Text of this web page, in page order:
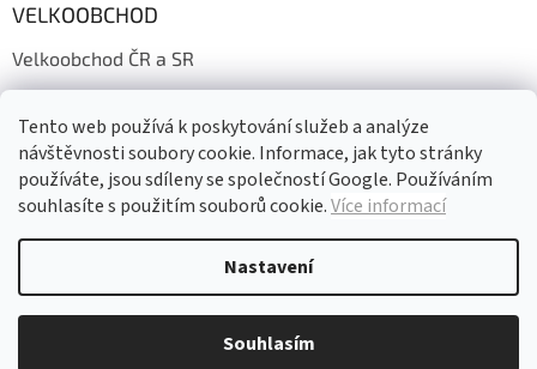
Tento web používá k poskytování služeb a analýze
návštěvnosti soubory cookie. Informace, jak tyto stránky
používáte, jsou sdíleny se společností Google. Používáním
souhlasíte s použitím souborů cookie.Více informací
Nastavení
Souhlasím
VELKOOBCHOD
Velkoobchod ČR a SR
Großhandelsbedingungen
Vytvořil Shoptet
Copyright 2026Gadeo. Všechna práva vyhrazena.Upravit nastavení
cookies